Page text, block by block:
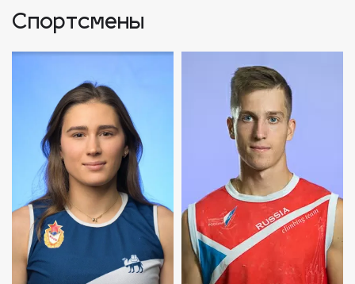
Спортсмены